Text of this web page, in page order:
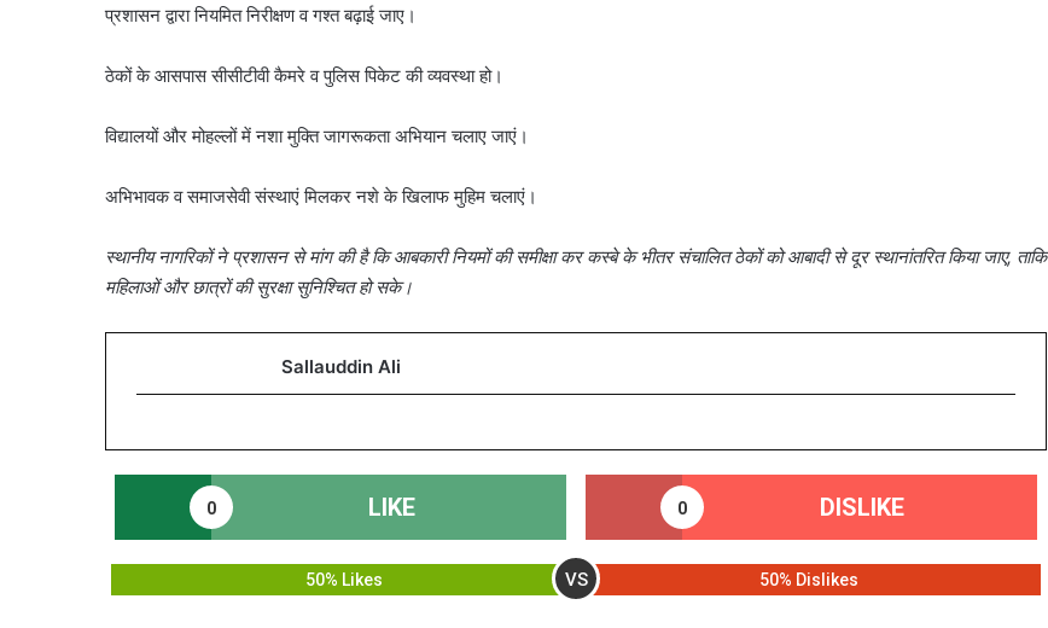
प्रशासन द्वारा नियमित निरीक्षण व गश्त बढ़ाई जाए।
ठेकों के आसपास सीसीटीवी कैमरे व पुलिस पिकेट की व्यवस्था हो।
विद्यालयों और मोहल्लों में नशा मुक्ति जागरूकता अभियान चलाए जाएं।
अभिभावक व समाजसेवी संस्थाएं मिलकर नशे के खिलाफ मुहिम चलाएं।
स्थानीय नागरिकों ने प्रशासन से मांग की है कि आबकारी नियमों की समीक्षा कर कस्बे के भीतर संचालित ठेकों को आबादी से दूर स्थानांतरित किया जाए, ताकि
महिलाओं और छात्रों की सुरक्षा सुनिश्चित हो सके।
Sallauddin Ali
0 LIKE 0 DISLIKE
50% Likes VS 50% Dislikes